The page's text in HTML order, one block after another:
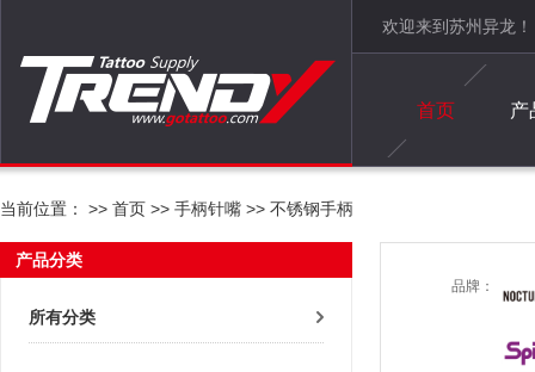
欢迎来到苏州异龙！
首页 产
当前位置： >> 首页 >> 手柄针嘴 >> 不锈钢手柄
产品分类
所有分类
品牌：